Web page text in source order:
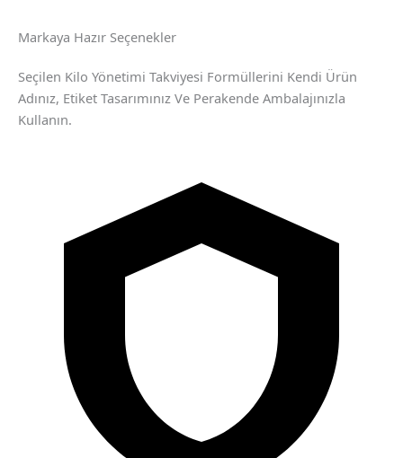
Markaya Hazır Seçenekler
Seçilen Kilo Yönetimi Takviyesi Formüllerini Kendi Ürün
Adınız, Etiket Tasarımınız Ve Perakende Ambalajınızla
Kullanın.